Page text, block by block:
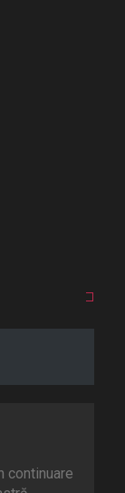
continuare